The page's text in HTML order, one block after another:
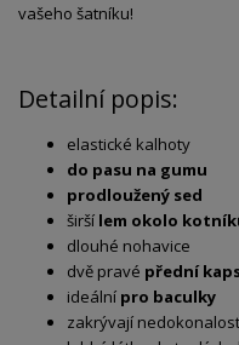
vašeho šatníku!
Detailní popis:
elastické kalhoty
do pasu na gumu
prodloužený sed
širší lem okolo
dlouhé nohavice
dvě pravé přední
ideální pro baculky
zakrývají